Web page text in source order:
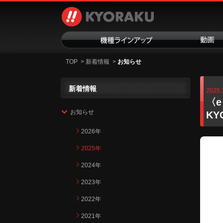
TOP > 新着情報 > お知らせ
新着情報
お知らせ
2026年
2025年
2024年
2023年
2022年
2021年